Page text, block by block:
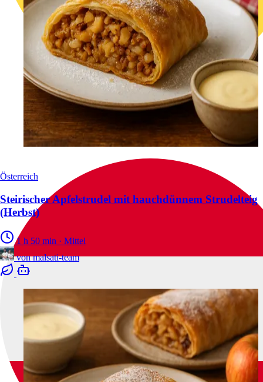
Österreich
Steirischer Apfelstrudel mit hauchdünnem Strudelteig
(Herbst)
1 h 50 min · Mittel
von malsati-team